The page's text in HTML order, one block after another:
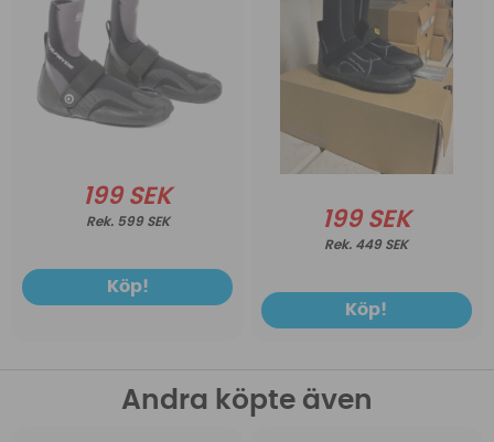
199 SEK
599 SEK
Köp!
199 SEK
449 SEK
Köp!
Andra köpte även